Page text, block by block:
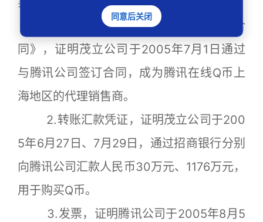
1.《腾讯在线Q币一级代理商销售合
同》，证明茂立公司于2005年7月1日通过
与腾讯公司签订合同，成为腾讯在线Q币上
海地区的代理销售商。
2.转账汇款凭证，证明茂立公司于200
5年6月27日、7月29日，通过招商银行分别
向腾讯公司汇款人民币30万元、1176万元，
用于购买Q币。
3.发票，证明腾讯公司于2005年8月5
同意后关闭